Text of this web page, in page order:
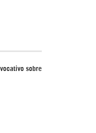
sobre